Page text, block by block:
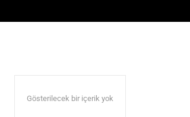
Gösterilecek bir içerik yok